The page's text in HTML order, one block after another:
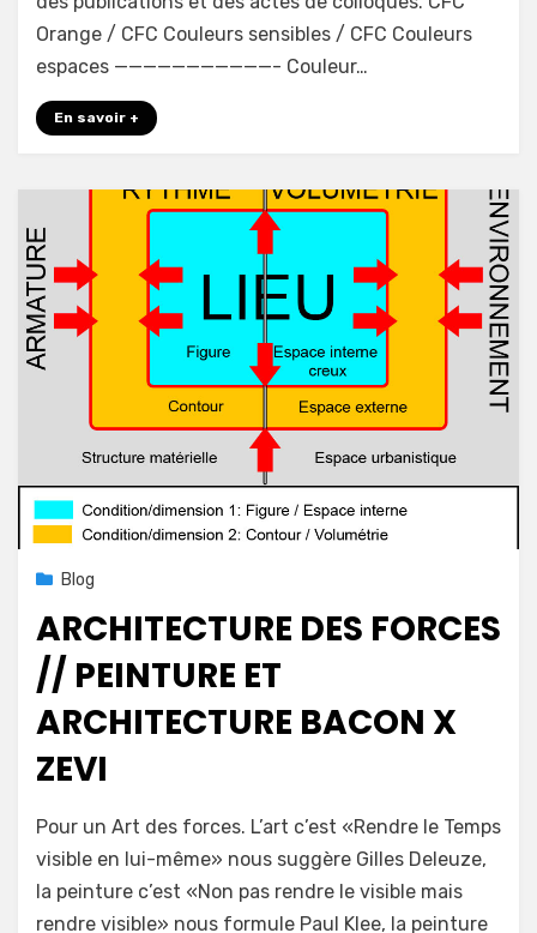
Orange / CFC Couleurs sensibles / CFC Couleurs
espaces ———————————- Couleur…
En savoir +
Posted19 avril 2020
Blog
ARCHITECTURE DES FORCES
// PEINTURE ET
ARCHITECTURE BACON X
ZEVI
mapconcept
Leave a comment
des
forces
//
Pour un Art des forces. L’art c’est «Rendre le Temps
visible en lui-même» nous suggère Gilles Deleuze,
la peinture c’est «Non pas rendre le visible mais
rendre visible» nous formule Paul Klee, la peinture